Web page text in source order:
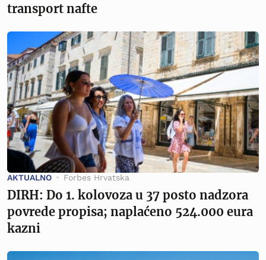
transport nafte
AKTUALNO Forbes Hrvatska
DIRH: Do 1. kolovoza u 37 posto nadzora
povrede propisa; naplaćeno 524.000 eura
kazni